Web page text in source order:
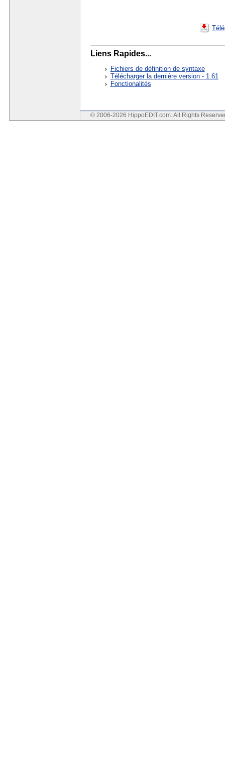
Liens Rapides...
Fichiers de définition de syntaxe
Télécharger la dernière version - 1.61
Fonctionalités
© 2006-2026 HippoEDIT.com. All Rights